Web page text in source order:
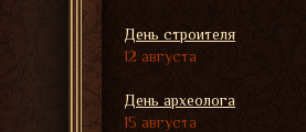
День строителя
12 августа
День археолога
15 августа